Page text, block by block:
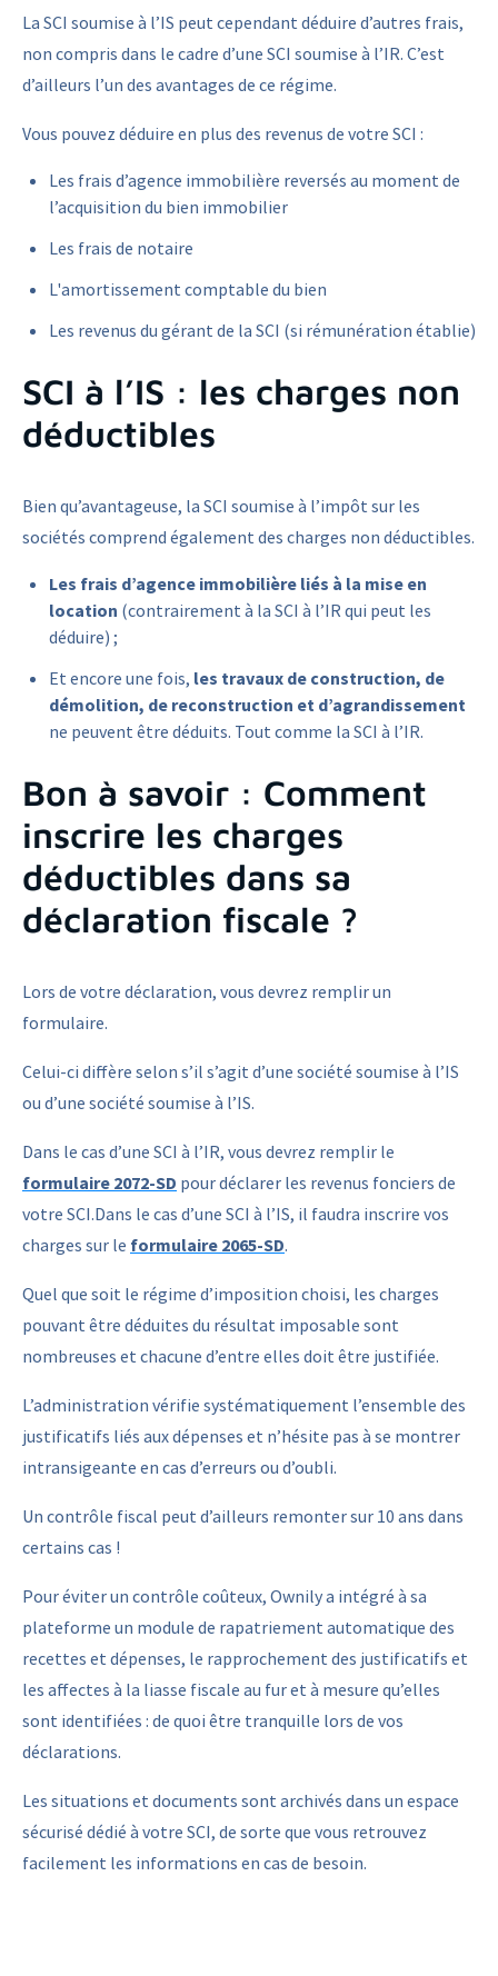
La SCI soumise à l’IS peut cependant déduire d’autres frais,
non compris dans le cadre d’une SCI soumise à l’IR. C’est
d’ailleurs l’un des avantages de ce régime.
Vous pouvez déduire en plus des revenus de votre SCI :
Les frais d’agence immobilière reversés au moment de
l’acquisition du bien immobilier
Les frais de notaire
L'amortissement comptable du bien
Les revenus du gérant de la SCI (si rémunération établie)
SCI à l’IS : les charges non
déductibles
Bien qu’avantageuse, la SCI soumise à l’impôt sur les
sociétés comprend également des charges non déductibles.
Les frais d’agence immobilière liés à la mise en
location (contrairement à la SCI à l’IR qui peut les
déduire) ;
Et encore une fois, les travaux de construction, de
démolition, de reconstruction et d’agrandissement
ne peuvent être déduits. Tout comme la SCI à l’IR.
Bon à savoir : Comment
inscrire les charges
déductibles dans sa
déclaration fiscale ?
Lors de votre déclaration, vous devrez remplir un
formulaire.
Celui-ci diffère selon s’il s’agit d’une société soumise à l’IS
ou d’une société soumise à l’IS.
Dans le cas d’une SCI à l’IR, vous devrez remplir le
formulaire 2072-SD pour déclarer les revenus fonciers de
votre SCI.Dans le cas d’une SCI à l’IS, il faudra inscrire vos
charges sur le formulaire 2065-SD.
Quel que soit le régime d’imposition choisi, les charges
pouvant être déduites du résultat imposable sont
nombreuses et chacune d’entre elles doit être justifiée.
L’administration vérifie systématiquement l’ensemble des
justificatifs liés aux dépenses et n’hésite pas à se montrer
intransigeante en cas d’erreurs ou d’oubli.
Un contrôle fiscal peut d’ailleurs remonter sur 10 ans dans
certains cas !
Pour éviter un contrôle coûteux, Ownily a intégré à sa
plateforme un module de rapatriement automatique des
recettes et dépenses, le rapprochement des justificatifs et
les affectes à la liasse fiscale au fur et à mesure qu’elles
sont identifiées : de quoi être tranquille lors de vos
déclarations.
Les situations et documents sont archivés dans un espace
sécurisé dédié à votre SCI, de sorte que vous retrouvez
facilement les informations en cas de besoin.